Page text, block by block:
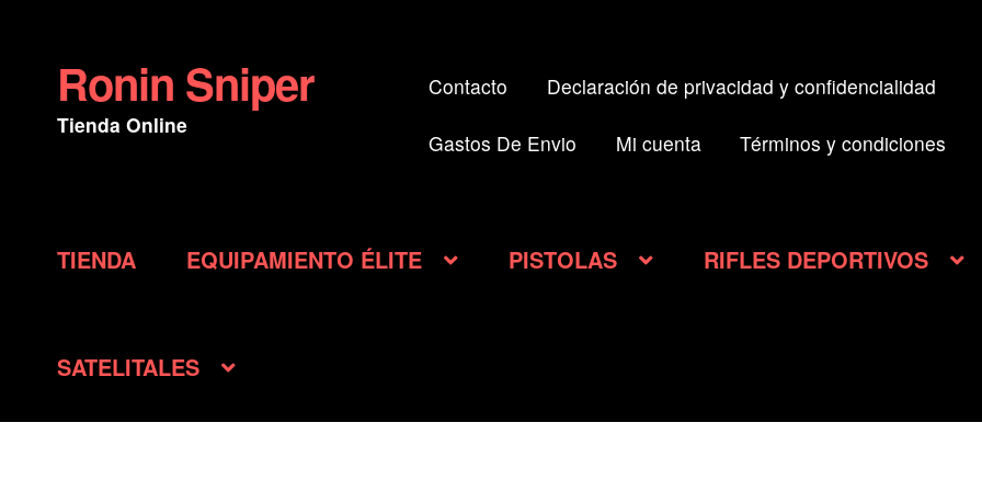
Ir
a
la
Ir
al
contenido
Ronin Sniper
Tienda Online
Contacto Declaración de privacidad y confidencialidad
Gastos De Envio Mi cuenta Términos y condiciones
TIENDA EQUIPAMIENTO ÉLITE PISTOLAS RIFLES DEPORTIVOS
SATELITALES